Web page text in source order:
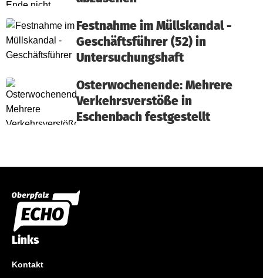
Festnahme im Müllskandal -
Geschäftsführer (52) in
Untersuchungshaft
Osterwochenende: Mehrere
Verkehrsverstöße in
Eschenbach festgestellt
Links
Kontakt